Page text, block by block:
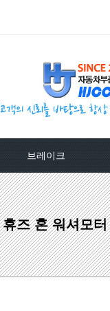
서
크[평화]
크[서진]
브레이크
베스트브레이크패드 -
상신하이큐패
상신하드론패
즈 혼 워셔모